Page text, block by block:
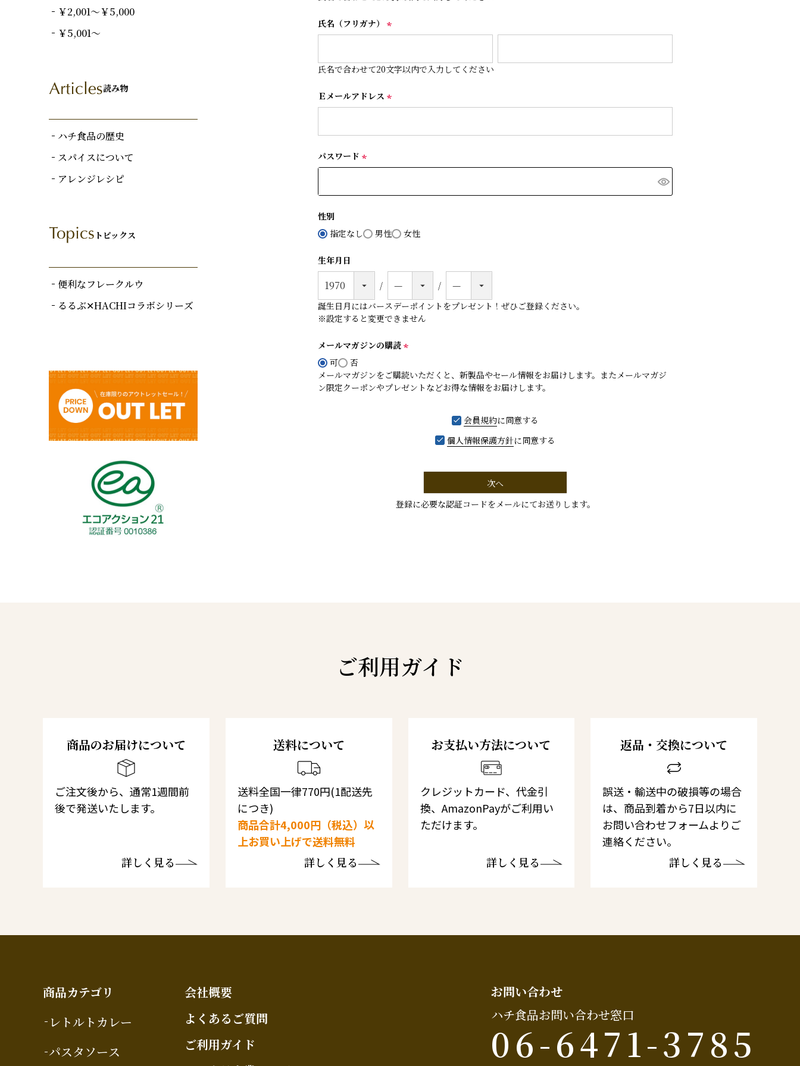
￥2,001～￥5,000
￥5,001～
読み物
ハチ食品の歴史
スパイスについて
アレンジレシピ
トピックス
便利なフレークルウ
るるぶ✕HACHIコラボシリーズ
氏名（フリガナ）
須
)
氏名で合わせて20文字以内で入力してください
Ｅメールアドレス
須
パスワード
須
性別
指定なし
男性 女性
生年月日
誕生日月にはバースデーポイントをプレゼント！ぜひご登録ください。
※設定すると変更できません
メールマガジンの購読
必
須
可
否
メールマガジンをご購読いただくと、新製品やセール情報をお届けします。またメールマガジ
ン限定クーポンやプレゼントなどお得な情報をお届けします。
会員規約に同意する
個人情報保護方針に同意する
次へ
登録に必要な認証コードをメールにてお送りします。
ご利用ガイド
商品のお届けについて
ご注文後から、通常1週間前
後で発送いたします。
詳しく見る
送料について
送料全国一律770円(1配送先
につき)
商品合計4,000円（税込）以
上お買い上げで送料無料
詳しく見る
お支払い方法について
クレジットカード、代金引
換、AmazonPayがご利用い
ただけます。
詳しく見る
返品・交換について
誤送・輸送中の破損等の場合
は、商品到着から7日以内に
お問い合わせフォームよりご
連絡ください。
詳しく見る
商品カテゴリ
レトルトカレー
パスタソース
会社概要
よくあるご質問
ご利用ガイド
お問い合わせ
ハチ食品お問い合わせ窓口
06-6471-3785